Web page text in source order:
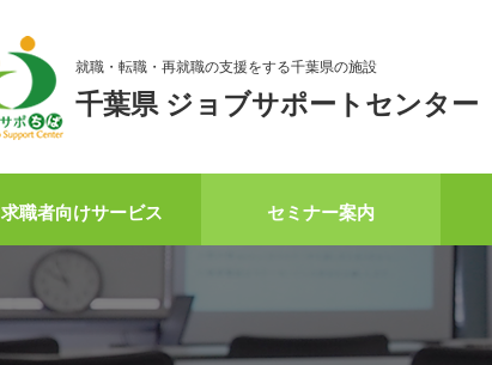
就職・転職・再就職の支援をする千葉県の施設
千葉県 ジョブサポートセンター
求職者向けサービス セミナー案内